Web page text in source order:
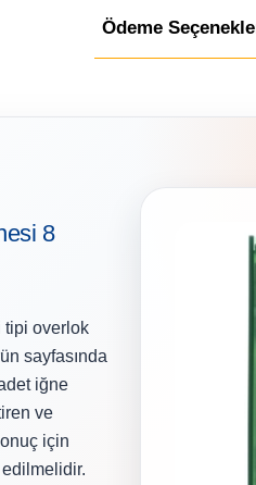
Ödeme
8
tipi overlok
sayfasında
iğne
ve
için